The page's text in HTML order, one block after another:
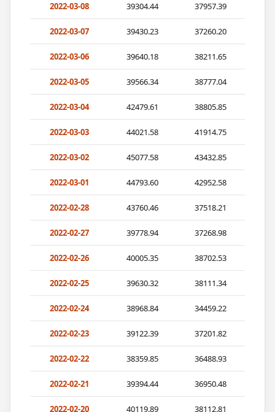
2022-03-08 39304.44 37957.39
2022-03-07 39430.23 37260.20
2022-03-06 39640.18 38211.65
2022-03-05 39566.34 38777.04
2022-03-04 42479.61 38805.85
2022-03-03 44021.58 41914.75
2022-03-02 45077.58 43432.85
2022-03-01 44793.60 42952.58
2022-02-28 43760.46 37518.21
2022-02-27 39778.94 37268.98
2022-02-26 40005.35 38702.53
2022-02-25 39630.32 38111.34
2022-02-24 38968.84 34459.22
2022-02-23 39122.39 37201.82
2022-02-22 38359.85 36488.93
2022-02-21 39394.44 36950.48
2022-02-20 40119.89 38112.81